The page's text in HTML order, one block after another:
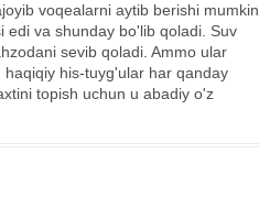
voqealarni aytib berishi mumkin.
edi va shunday bo'lib qoladi. Suv
sevib qoladi. Ammo ular
his-tuyg'ular har qanday
topish uchun u abadiy o'z